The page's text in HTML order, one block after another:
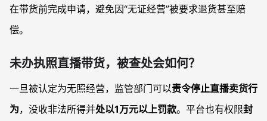
在带货前完成申请，避免因“无证经营”被要求退货甚至赔
偿。
未办执照直播带货，被查处会如何？
一旦被认定为无照经营，监管部门可以责令停止直播卖货行
为，没收非法所得并处以1万元以上罚款。平台也有权限封